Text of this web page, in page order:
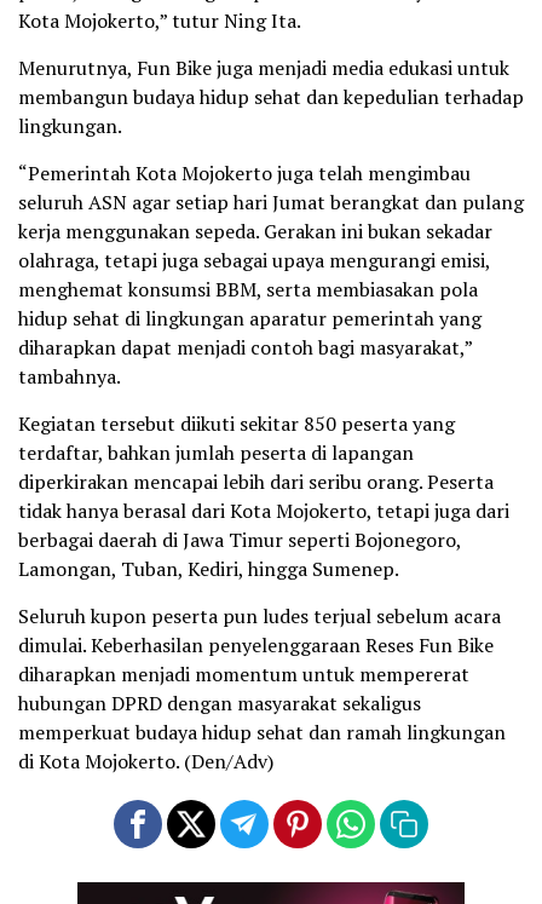
Kota Mojokerto,” tutur Ning Ita.
Menurutnya, Fun Bike juga menjadi media edukasi untuk
membangun budaya hidup sehat dan kepedulian terhadap
lingkungan.
“Pemerintah Kota Mojokerto juga telah mengimbau
seluruh ASN agar setiap hari Jumat berangkat dan pulang
kerja menggunakan sepeda. Gerakan ini bukan sekadar
olahraga, tetapi juga sebagai upaya mengurangi emisi,
menghemat konsumsi BBM, serta membiasakan pola
hidup sehat di lingkungan aparatur pemerintah yang
diharapkan dapat menjadi contoh bagi masyarakat,”
tambahnya.
Kegiatan tersebut diikuti sekitar 850 peserta yang
terdaftar, bahkan jumlah peserta di lapangan
diperkirakan mencapai lebih dari seribu orang. Peserta
tidak hanya berasal dari Kota Mojokerto, tetapi juga dari
berbagai daerah di Jawa Timur seperti Bojonegoro,
Lamongan, Tuban, Kediri, hingga Sumenep.
Seluruh kupon peserta pun ludes terjual sebelum acara
dimulai. Keberhasilan penyelenggaraan Reses Fun Bike
diharapkan menjadi momentum untuk mempererat
hubungan DPRD dengan masyarakat sekaligus
memperkuat budaya hidup sehat dan ramah lingkungan
di Kota Mojokerto. (Den/Adv)